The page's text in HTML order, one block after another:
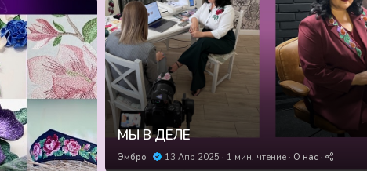
МЫ В ДЕЛЕ
Эмбро 13 Апр 2025 1 мин. чтение О нас